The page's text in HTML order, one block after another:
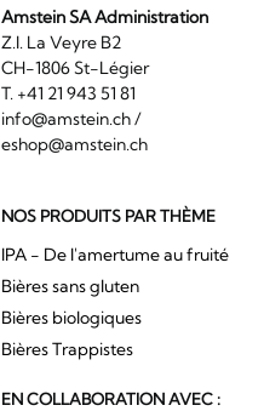
Amstein SA Administration
Z.I. La Veyre B2
CH-1806 St-Légier
T. +41 21 943 51 81
info@amstein.ch/
eshop@amstein.ch
NOS PRODUITS PAR THÈME
IPA - De l'amertume au fruité
Bières sans gluten
Bières biologiques
Bières Trappistes
EN COLLABORATION AVEC :